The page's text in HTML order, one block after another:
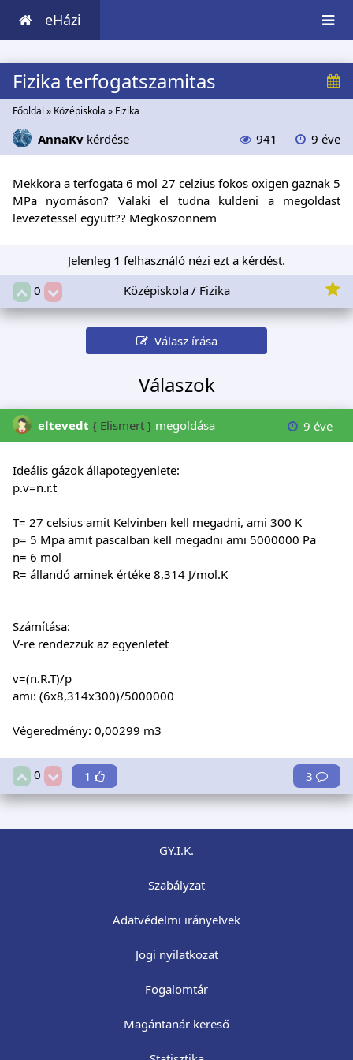
eHázi
Fizika terfogatszamitas
Főoldal » Középiskola » Fizika
AnnaKv kérdése 941 9 éve
Mekkora a terfogata 6 mol 27 celzius fokos oxigen gaznak 5
MPa nyomáson? Valaki el tudna kuldeni a megoldast
levezetessel egyutt?? Megkoszonnem
Jelenleg 1 felhasználó nézi ezt a kérdést.
0
Középiskola / Fizika
Válasz írása
Válaszok
eltevedt { Elismert } megoldása 9 éve
Ideális gázok állapotegyenlete:
p.v=n.r.t
T= 27 celsius amit Kelvinben kell megadni, ami 300 K
p= 5 Mpa amit pascalban kell megadni ami 5000000 Pa
n= 6 mol
R= állandó aminek értéke 8,314 J/mol.K
Számítása:
V-re rendezzük az egyenletet
v=(n.R.T)/p
ami: (6x8,314x300)/5000000
Végeredmény: 0,00299 m3
0 1 3
GY.I.K.
Szabályzat
Adatvédelmi irányelvek
Jogi nyilatkozat
Fogalomtár
Magántanár kereső